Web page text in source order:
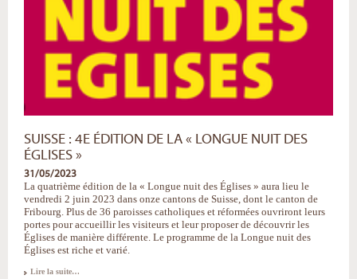
SUISSE : 4E ÉDITION DE LA « LONGUE NUIT DES
ÉGLISES »
31/05/2023
La quatrième édition de la « Longue nuit des Églises » aura lieu le
vendredi 2 juin 2023 dans onze cantons de Suisse, dont le canton de
Fribourg. Plus de 36 paroisses catholiques et réformées ouvriront leurs
portes pour accueillir les visiteurs et leur proposer de découvrir les
Églises de manière différente. Le programme de la Longue nuit des
Églises est riche et varié.
Suisse
Lire la suite…